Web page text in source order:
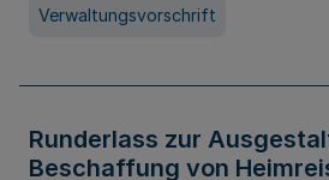
Verwaltungsvorschrift
Runderlass zur
Beschaffung von